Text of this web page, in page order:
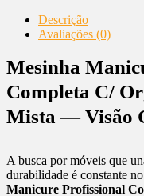
Descrição
Avaliações (0)
Mesinha
Completa C/
Mista — Visão
A busca por móveis que
durabilidade é constante
Manicure Profissional